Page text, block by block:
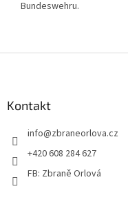
Bundeswehru.
Kontakt
info@zbraneorlova.cz
+420 608 284 627
FB: Zbraně Orlová